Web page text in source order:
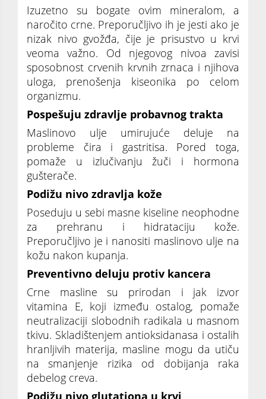
Izuzetno su bogate ovim mineralom, a
naročito crne. Preporučljivo ih je jesti ako je
nizak nivo gvožđa, čije je prisustvo u krvi
veoma važno. Od njegovog nivoa zavisi
sposobnost crvenih krvnih zrnaca i njihova
uloga, prenošenja kiseonika po celom
organizmu.
Pospešuju zdravlje probavnog trakta
Maslinovo ulje umirujuće deluje na
probleme čira i gastritisa. Pored toga,
pomaže u izlučivanju žuči i hormona
gušterače.
Podižu nivo zdravlja kože
Poseduju u sebi masne kiseline neophodne
za prehranu i hidrataciju kože.
Preporučljivo je i nanositi maslinovo ulje na
kožu nakon kupanja.
Preventivno deluju protiv kancera
Crne masline su prirodan i jak izvor
vitamina E, koji između ostalog, pomaže
neutralizaciji slobodnih radikala u masnom
tkivu. Skladištenjem antioksidanasa i ostalih
hranljivih materija, masline mogu da utiču
na smanjenje rizika od dobijanja raka
debelog creva.